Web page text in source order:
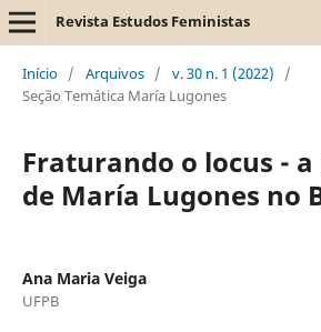
Revista Estudos Feministas
Início / Arquivos / v. 30 n. 1 (2022)
/
Seção Temática María Lugones
Fraturando o locus -
de María Lugones no
Ana Maria Veiga
UFPB